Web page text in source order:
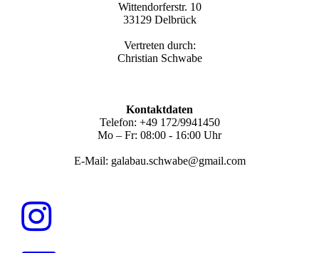
Wittendorferstr. 10
33129 Delbrück
Vertreten durch:
Christian Schwabe
Kontaktdaten
Telefon: +49 172/9941450
Mo – Fr: 08:00 - 16:00 Uhr
E-Mail: galabau.schwabe@gmail.com